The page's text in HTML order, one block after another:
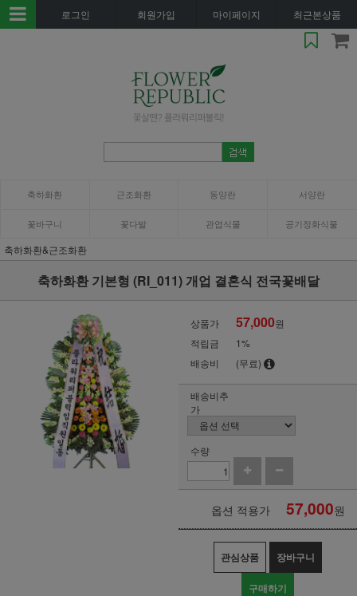
로그인 회원가입 마이페이지 최근본상품
축하화환 근조화환 동양란 서양란
꽃바구니 꽃다발 관엽식물 공기정화식물
축하화환&근조화환
축하화환 기본형 (RI_011) 개업 결혼식 전국꽃배달
상품가 57,000원
적립금
1%
배송비
(무료)
배송비추
가
수량
옵션 적용가 57,000원
관심상품 장바구니
구매하기